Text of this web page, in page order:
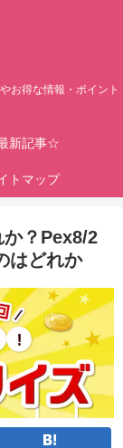
お得な情報・ポイント
新記事☆
トマップ
？Pex8/2
はどれか